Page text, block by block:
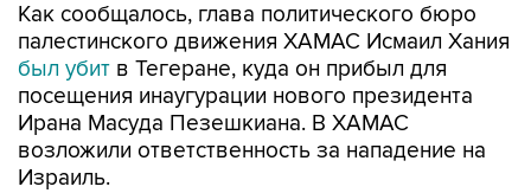
Как сообщалось, глава политического бюро
палестинского движения ХАМАС Исмаил Хания
был убит в Тегеране, куда он прибыл для
посещения инаугурации нового президента
Ирана Масуда Пезешкиана. В ХАМАС
возложили ответственность за нападение на
Израиль.